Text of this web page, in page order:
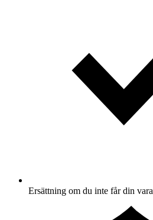
Ersättning om du inte får din vara